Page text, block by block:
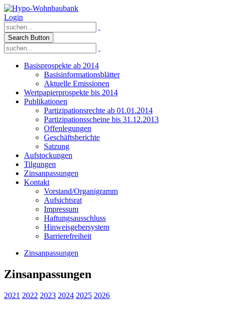
Login
Search Button
Basisprospekte ab 2014
Basisinformationsblätter
Aktuelle Emissionen
Wertpapierprospekte bis 2014
Publikationen
Partizipationsrechte ab 01.01.2014
Partizipationsscheine bis 31.12.2013
Offenlegungen
Geschäftsberichte
Satzung
Aufstockungen
Tilgungen
Zinsanpassungen
Kontakt
Vorstand/Organigramm
Aufsichtsrat
Impressum
Haftungsausschluss
Hinweisgebersystem
Barrierefreiheit
Zinsanpassungen
Zinsanpassungen
2021 2022 2023 2024 2025 2026